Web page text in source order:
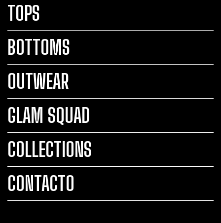
TOPS
BOTTOMS
OUTWEAR
GLAM SQUAD
COLLECTIONS
CONTACTO